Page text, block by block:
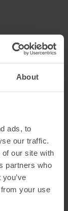
About
ads, to
our traffic.
our site with
partners who
your use
i valori hash
un nome di
suo database il
Ma nel
Se il nome
alla
hash
vengono più
Se i valori